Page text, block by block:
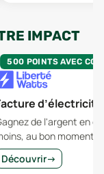
IMPACT
500 POINTS AVEC
d’électricité
de l'argent en
au bon moment.
Découvrir→